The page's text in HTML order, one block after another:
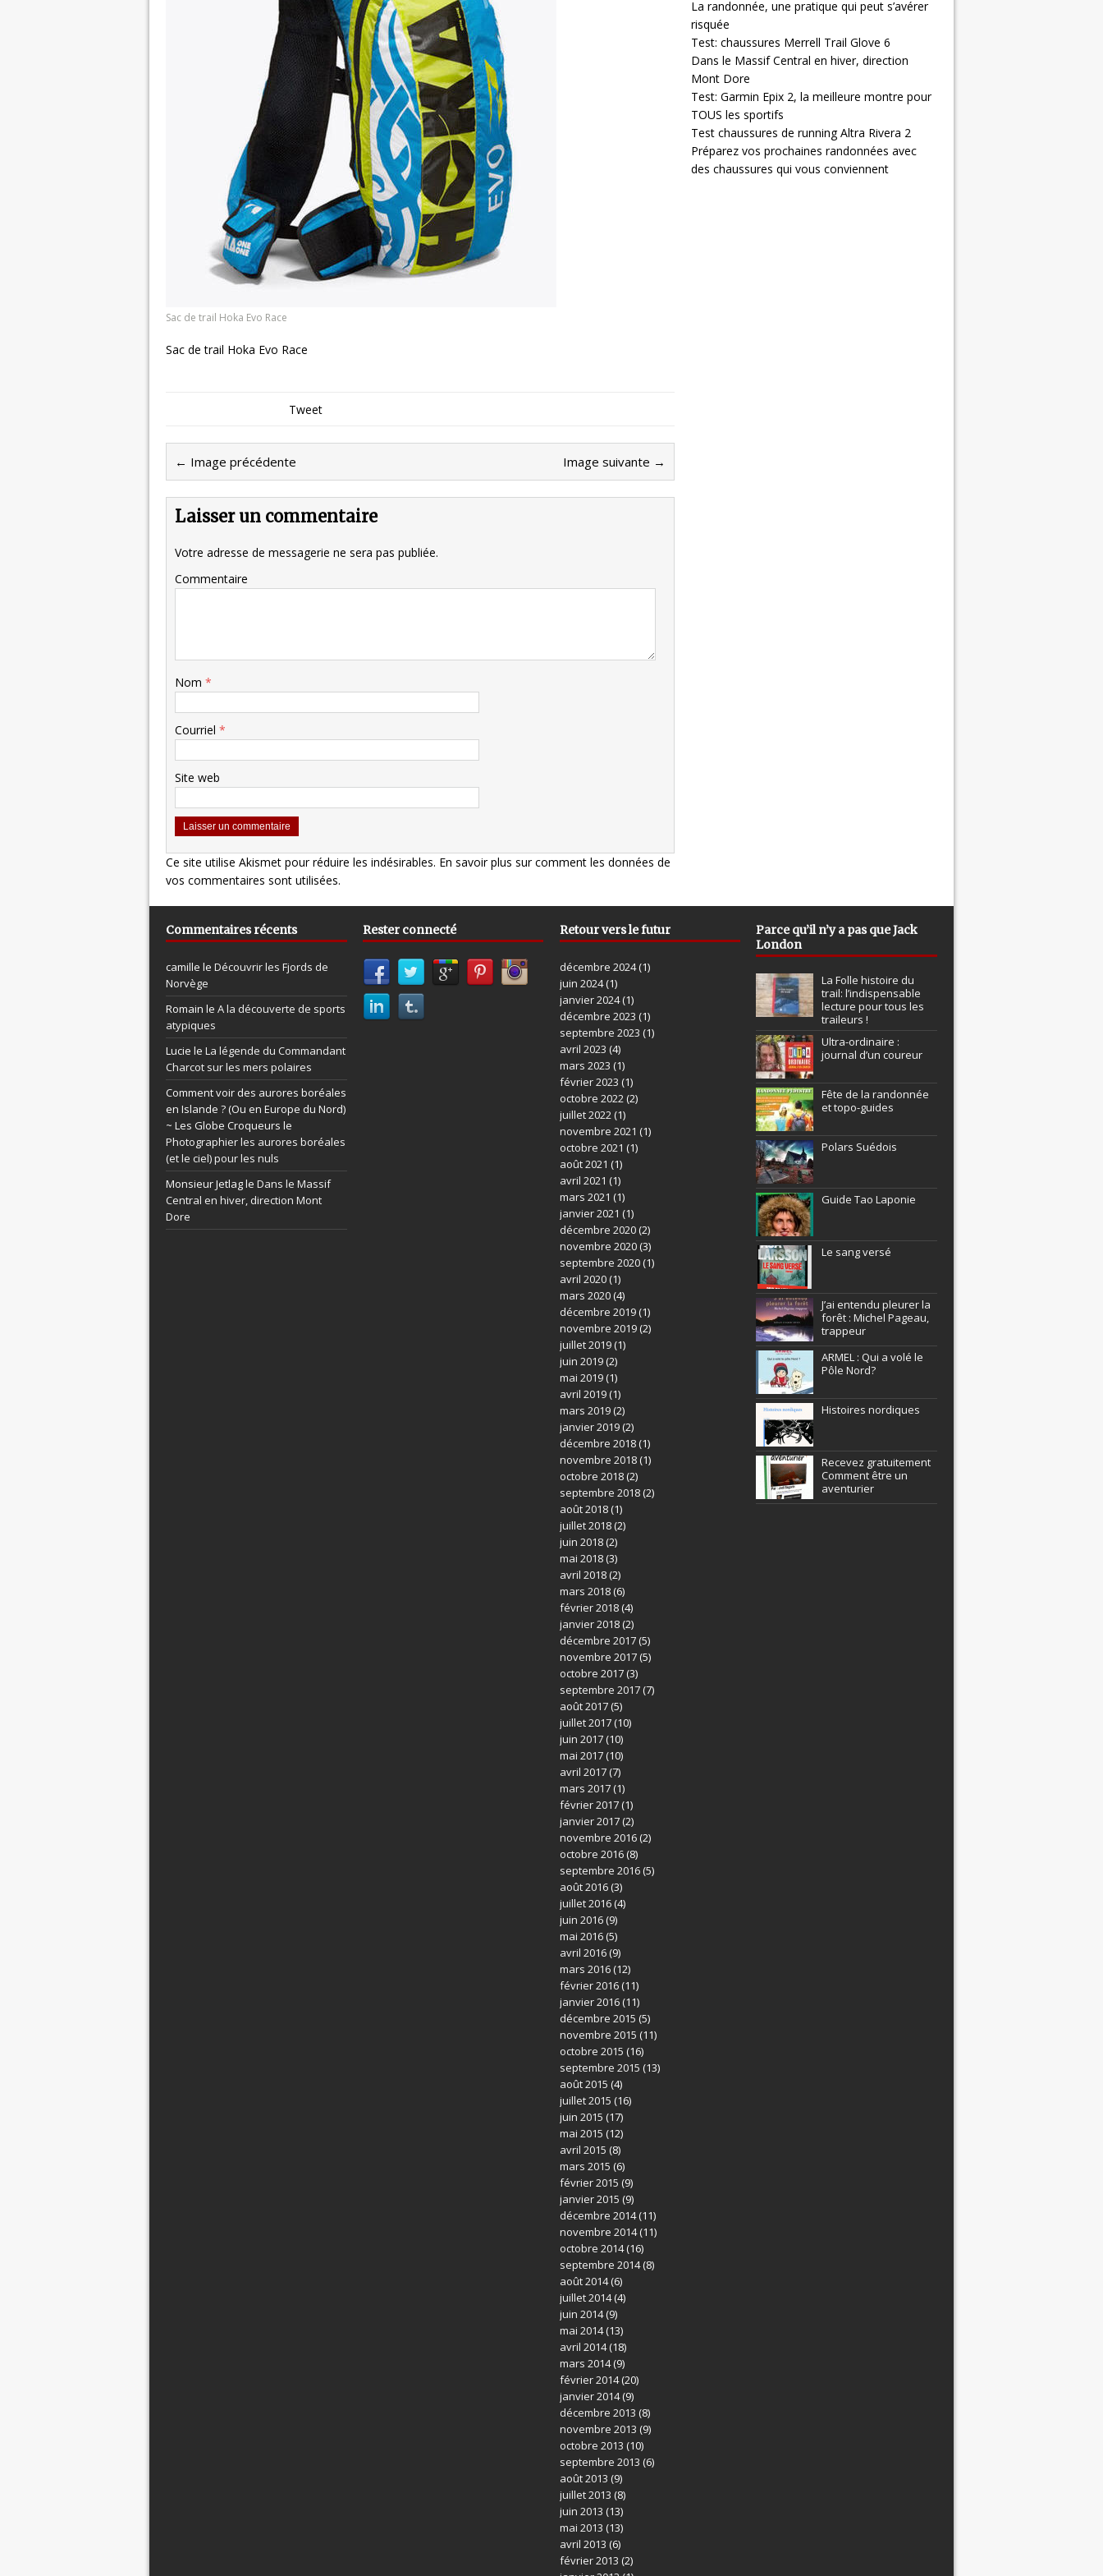
Sac de trail Hoka Evo Race
Sac de trail Hoka Evo Race
Tweet
← Image précédente Image suivante →
Laisser un commentaire
Votre adresse de messagerie ne sera pas publiée.
Commentaire
Nom *
Courriel *
Site web
Ce site utilise Akismet pour réduire les indésirables. En savoir plus sur comment les données de
vos commentaires sont utilisées.
La randonnée, une pratique qui peut s’avérer
risquée
Test: chaussures Merrell Trail Glove 6
Dans le Massif Central en hiver, direction
Mont Dore
Test: Garmin Epix 2, la meilleure montre pour
TOUS les sportifs
Test chaussures de running Altra Rivera 2
Préparez vos prochaines randonnées avec
des chaussures qui vous conviennent
Commentaires récents
camille le Découvrir les Fjords de
Norvège
Romain le A la découverte de sports
atypiques
Lucie le La légende du Commandant
Charcot sur les mers polaires
Comment voir des aurores boréales
en Islande ? (Ou en Europe du Nord)
~ Les Globe Croqueurs le
Photographier les aurores boréales
(et le ciel) pour les nuls
Monsieur Jetlag le Dans le Massif
Central en hiver, direction Mont
Dore
Rester connecté Retour vers le futur
décembre 2024(1)
juin 2024(1)
janvier 2024(1)
décembre 2023 (1)
septembre 2023 (1)
avril 2023 (4)
mars 2023 (1)
février 2023 (1)
octobre 2022(2)
juillet 2022(1)
novembre 2021 (1)
octobre 2021 (1)
août 2021 (1)
avril 2021 (1)
mars 2021 (1)
janvier 2021 (1)
décembre 2020(2)
novembre 2020(3)
septembre 2020(1)
avril 2020(1)
mars 2020(4)
décembre 2019(1)
novembre 2019(2)
juillet 2019(1)
juin 2019(2)
mai 2019(1)
avril 2019(1)
mars 2019(2)
janvier 2019(2)
décembre 2018(1)
novembre 2018(1)
octobre 2018(2)
septembre 2018(2)
août 2018(1)
juillet 2018(2)
juin 2018(2)
mai 2018(3)
avril 2018(2)
mars 2018(6)
février 2018(4)
janvier 2018(2)
décembre 2017(5)
novembre 2017(5)
octobre 2017(3)
septembre 2017(7)
août 2017(5)
juillet 2017(10)
juin 2017(10)
mai 2017(10)
avril 2017(7)
mars 2017(1)
février 2017(1)
janvier 2017(2)
novembre 2016(2)
octobre 2016(8)
septembre 2016(5)
août 2016(3)
juillet 2016(4)
juin 2016(9)
mai 2016(5)
avril 2016(9)
mars 2016(12)
février 2016(11)
janvier 2016(11)
décembre 2015 (5)
novembre 2015 (11)
octobre 2015 (16)
septembre 2015 (13)
août 2015 (4)
juillet 2015 (16)
juin 2015 (17)
mai 2015 (12)
avril 2015 (8)
mars 2015 (6)
février 2015 (9)
janvier 2015 (9)
décembre 2014(11)
novembre 2014(11)
octobre 2014(16)
septembre 2014(8)
août 2014(6)
juillet 2014(4)
juin 2014(9)
mai 2014(13)
avril 2014(18)
mars 2014(9)
février 2014(20)
janvier 2014(9)
décembre 2013 (8)
novembre 2013 (9)
octobre 2013 (10)
septembre 2013 (6)
août 2013 (9)
juillet 2013 (8)
juin 2013 (13)
mai 2013 (13)
avril 2013 (6)
février 2013 (2)
Parce qu’il n’y a pas que Jack
London
La Folle histoire du
trail: l’indispensable
lecture pour tous les
traileurs !
Ultra-ordinaire :
journal d’un coureur
Fête de la randonnée
et topo-guides
Polars Suédois
Guide Tao Laponie
Le sang versé
J’ai entendu pleurer la
forêt : Michel Pageau,
trappeur
ARMEL : Qui a volé le
Pôle Nord?
Histoires nordiques
Recevez gratuitement
Comment être un
aventurier